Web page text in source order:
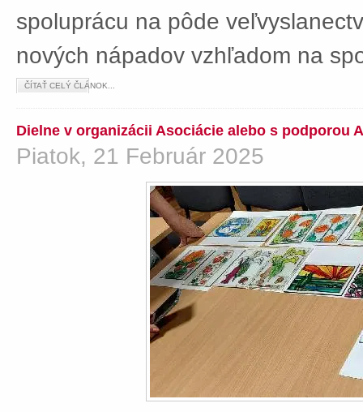
spoluprácu na pôde
nových nápadov vzhľadom na
ČÍTAŤ CELÝ ČLÁNOK...
Dielne v organizácii Asociácie alebo s podporou
Piatok, 21 Február 2025